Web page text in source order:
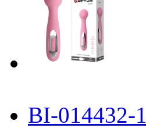
BI-014432-1